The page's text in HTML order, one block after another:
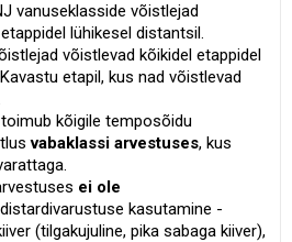
vanuseklasside võistlejad
lühikesel distantsil.
võistlevad kõikidel etappidel
etapil, kus nad võistlevad
kõigile temposõidu
vabaklassi arvestuses, kus
ei ole
kasutamine -
(tilgakujuline, pika sabaga kiiver),